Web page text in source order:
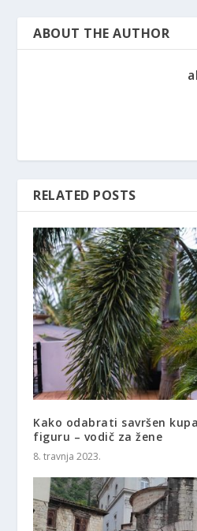
ABOUT THE AUTHOR
RELATED POSTS
Kako odabrati savršen
figuru – vodič za žene
8. travnja 2023.